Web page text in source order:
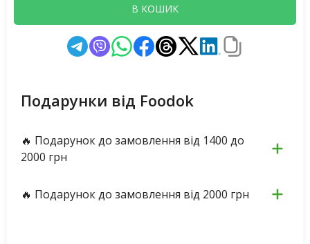
В КОШИК
Подарунки від Foodok
🔥 Подарунок до замовлення від 1400 до
2000 грн
🔥 Подарунок до замовлення від 2000 грн